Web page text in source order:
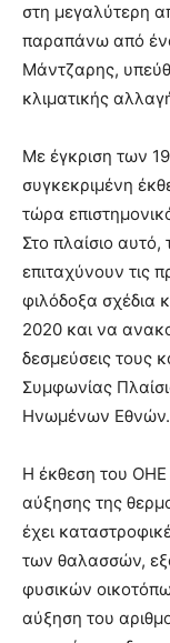
στη μεγαλύτερη
παραπάνω από
Μάντζαρης,
κλιματικής
Με έγκριση των
συγκεκριμένη
τώρα
Στο πλαίσιο αυτό,
επιταχύνουν τις
φιλόδοξα σχέδια
2020 και να
δεσμεύσεις τους
Συμφωνίας
Ηνωμένων Εθνών.
Η έκθεση του ΟΗΕ
αύξησης της
έχει
των θαλασσών,
φυσικών
αύξηση του